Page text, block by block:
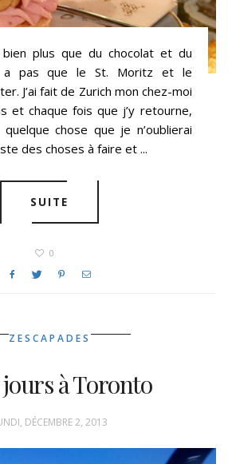
bien plus que du chocolat et du
a pas que le St. Moritz et le
J’ai fait de Zurich mon chez-moi
et chaque fois que j’y retourne,
chose que je n’oublierai
des choses à faire et ...
SUITE
0
ZESCAPADES
à Toronto
DÉCEMBRE 2, 2013